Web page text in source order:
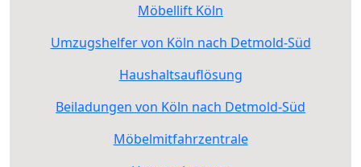
Möbellift Köln
Umzugshelfer von Köln nach Detmold-Süd
Haushaltsauflösung
Beiladungen von Köln nach Detmold-Süd
Möbelmitfahrzentrale